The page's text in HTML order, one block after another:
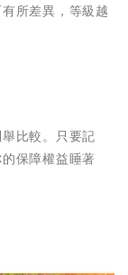
所差異，等級越
比較。只要記
保障權益睡著